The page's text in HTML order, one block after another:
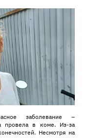
заболевание –
провела в коме. Из-за
Несмотря на